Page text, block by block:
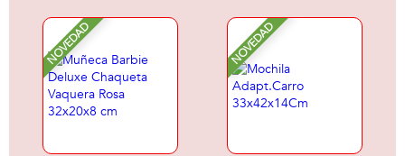
NOVEDAD NOVEDAD